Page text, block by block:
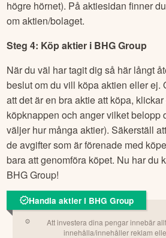
högre hörnet). På aktiesidan finner
om aktien/bolaget.
Steg 4: Köp aktier i BHG Group
När du väl har tagit dig så här långt
beslut om du vill köpa aktien eller ej.
att det är en bra aktie att köpa,
köpknappen och anger vilket belopp
väljer hur många aktier). Säkerställ
de avgifter som är förenade med
bara att genomföra köpet. Nu har du
BHG Group!
Handla aktier i BHG Group
Att investera dina pengar innebär
innehålla/innehåller reklam